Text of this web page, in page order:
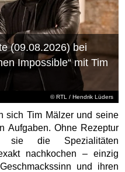
©RTL / Hendrik Lüders
(09.08.2026) bei
Impossible“ mit Tim
sich Tim Mälzer und seine
Aufgaben. Ohne Rezeptur
sie die Spezialitäten
nachkochen – einzig
und ihren